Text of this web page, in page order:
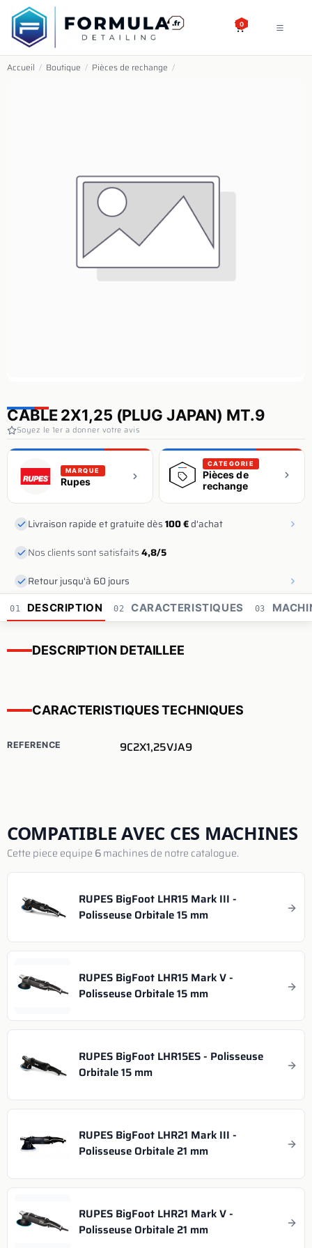
SE RENDRE AU CONTENU
0
Accueil / Boutique / Pièces de rechange /
CABLE 2X1,25 (PLUG JAPAN) MT.9
Soyez le 1er a donner votre avis
MARQUE
Rupes
CATEGORIE
Pièces de
rechange
Livraison rapide et gratuite dès100 €d'achat
Nos clients sont satisfaits4,8/5
Retour jusqu'à 60 jours
01 DESCRIPTION 02 CARACTERISTIQUES 03
DESCRIPTION DETAILLEE
CARACTERISTIQUES TECHNIQUES
REFERENCE 9C2X1,25VJA9
COMPATIBLE AVEC CES MACHINES
Cette piece equipe 6machines de notre catalogue.
RUPES BigFoot LHR15 Mark III -
Polisseuse Orbitale 15 mm
RUPES BigFoot LHR15 Mark V -
Polisseuse Orbitale 15 mm
RUPES BigFoot LHR15ES - Polisseuse
Orbitale 15 mm
RUPES BigFoot LHR21 Mark III -
Polisseuse Orbitale 21 mm
RUPES BigFoot LHR21 Mark V -
Polisseuse Orbitale 21 mm